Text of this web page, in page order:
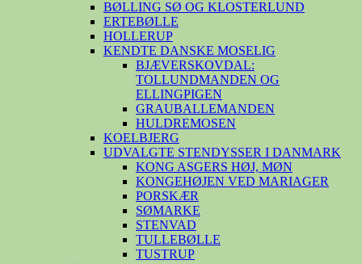
BØLLING SØ OG KLOSTERLUND
ERTEBØLLE
HOLLERUP
KENDTE DANSKE MOSELIG
BJÆVERSKOVDAL:
TOLLUNDMANDEN OG
ELLINGPIGEN
GRAUBALLEMANDEN
HULDREMOSEN
KOELBJERG
UDVALGTE STENDYSSER I DANMARK
KONG ASGERS HØJ, MØN
KONGEHØJEN VED MARIAGER
PORSKÆR
SØMARKE
STENVAD
TULLEBØLLE
TUSTRUP